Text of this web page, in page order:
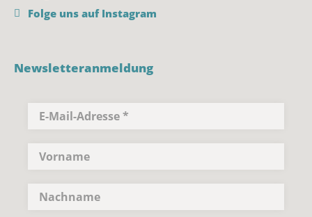
Folge uns auf Instagram
Newsletteranmeldung